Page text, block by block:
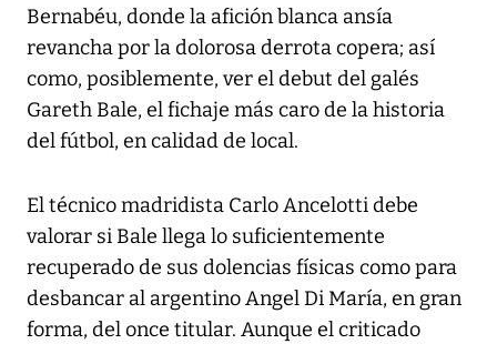
Bernabéu, donde la afición blanca ansía
revancha por la dolorosa derrota copera; así
como, posiblemente, ver el debut del galés
Gareth Bale, el fichaje más caro de la historia
del fútbol, en calidad de local.
El técnico madridista Carlo Ancelotti debe
valorar si Bale llega lo suficientemente
recuperado de sus dolencias físicas como para
desbancar al argentino Angel Di María, en gran
forma, del once titular. Aunque el criticado